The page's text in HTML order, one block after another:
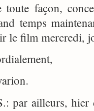
toute façon,
temps
le film mercredi,
par ailleurs,